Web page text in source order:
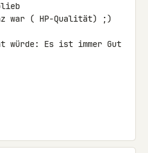
war ( HP-Qualität) ;)
würde: Es ist immer Gut